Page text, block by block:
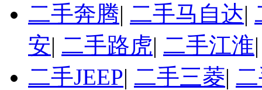
二手奔腾| 二手马自达|
安| 二手路虎| 二手江淮
二手JEEP| 二手三菱|